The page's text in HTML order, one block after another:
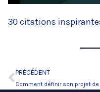
30 citations
Précédent
PRÉCÉDENT
Comment définir son projet de